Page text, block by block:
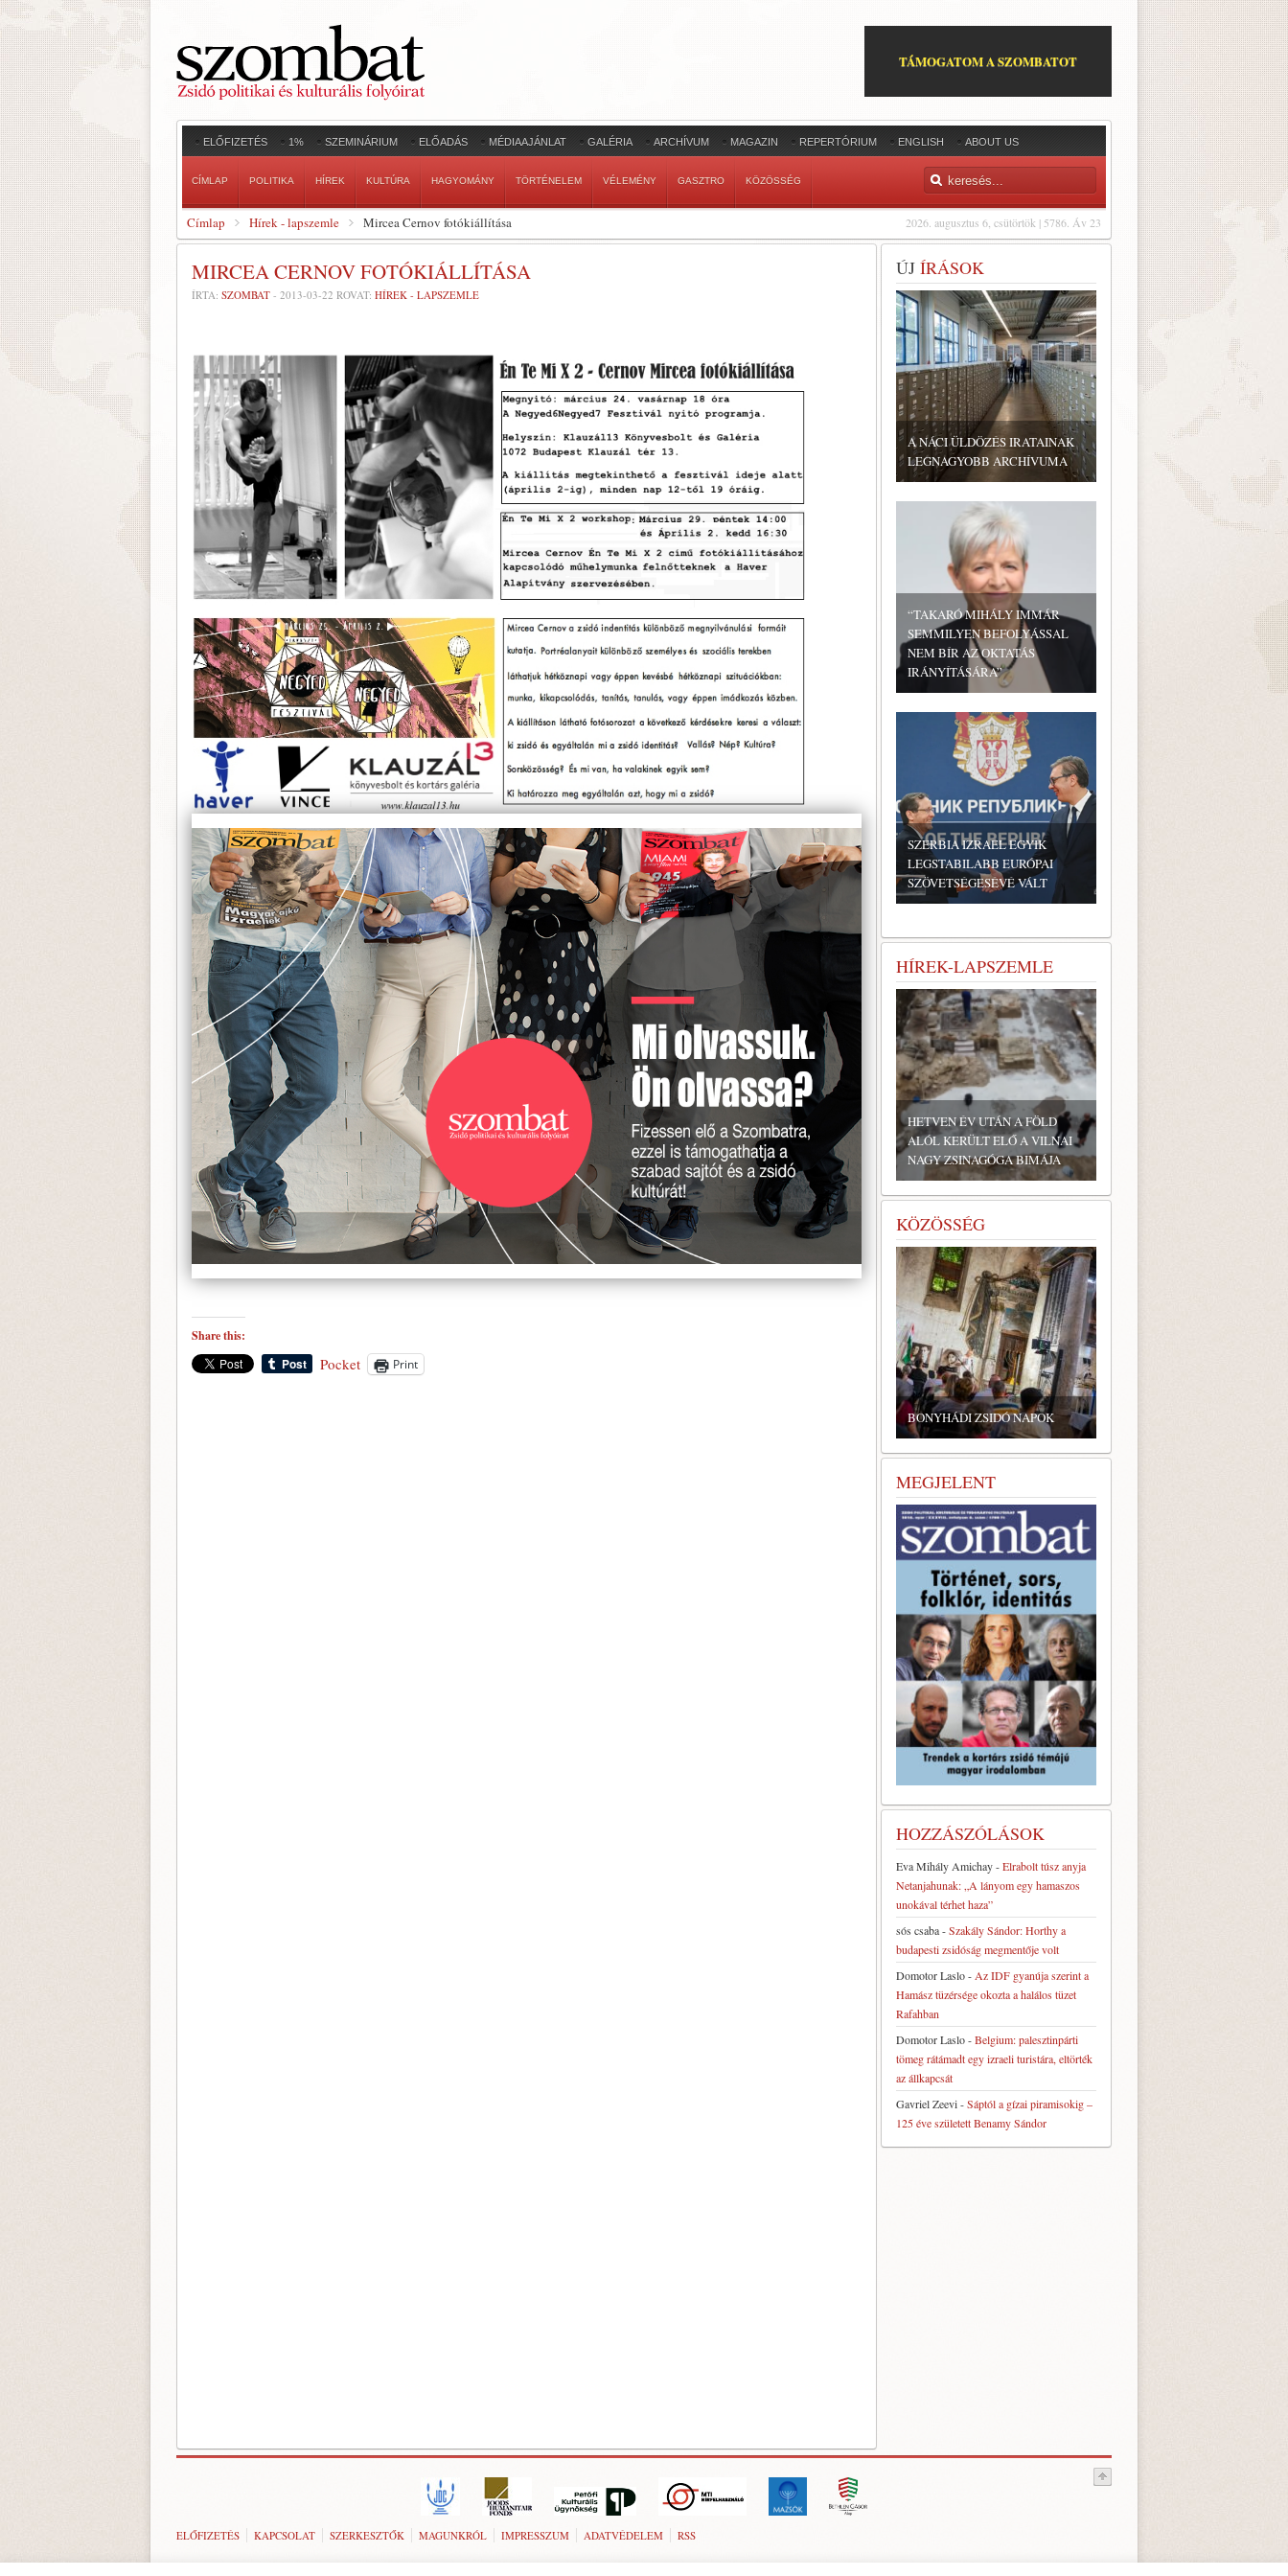
TÁMOGATOM A SZOMBATOT
ELŐFIZETÉS 1% SZEMINÁRIUM ELŐADÁS MÉDIAAJÁNLAT GALÉRIA ARCHÍVUM MAGAZIN REPERTÓRIUM ENGLISH ABOUT US
CÍMLAP POLITIKA HÍREK KULTÚRA HAGYOMÁNY TÖRTÉNELEM VÉLEMÉNY GASZTRO KÖZÖSSÉG
2026. augusztus 6, csütörtök | 5786. Áv 23
Címlap Hírek - lapszemle Mircea Cernov fotókiállítása
MIRCEA CERNOV FOTÓKIÁLLÍTÁSA
ÍRTA: SZOMBAT - 2013-03-22 ROVAT: HÍREK - LAPSZEMLE
Share this:
Pocket Print
ÚJ ÍRÁSOK
A NÁCI ÜLDÖZÉS IRATAINAK
LEGNAGYOBB ARCHÍVUMA
“TAKARÓ MIHÁLY IMMÁR
SEMMILYEN BEFOLYÁSSAL
NEM BÍR AZ OKTATÁS
IRÁNYÍTÁSÁRA”
SZERBIA IZRAEL EGYIK
LEGSTABILABB EURÓPAI
SZÖVETSÉGESÉVÉ VÁLT
HÍREK-LAPSZEMLE
HETVEN ÉV UTÁN A FÖLD
ALÓL KERÜLT ELŐ A VILNAI
NAGY ZSINAGÓGA BIMÁJA
KÖZÖSSÉG
BONYHÁDI ZSIDÓ NAPOK
MEGJELENT
HOZZÁSZÓLÁSOK
Eva Mihály Amichay-Elrabolt túsz anyja
Netanjahunak: „A lányom egy hamaszos
unokával térhet haza”
sós csaba-Szakály Sándor: Horthy a
budapesti zsidóság megmentője volt
Domotor Laslo- Az IDF gyanúja szerint a
Hamász tüzérsége okozta a halálos tüzet
Rafahban
Domotor Laslo-Belgium: palesztinpárti
tömeg rátámadt egy izraeli turistára, eltörték
az állkapcsát
Gavriel Zeevi-Sáptól a gízai piramisokig –
125 éve született Benamy Sándor
ELŐFIZETÉS KAPCSOLAT SZERKESZTŐK MAGUNKRÓL IMPRESSZUM ADATVÉDELEM RSS